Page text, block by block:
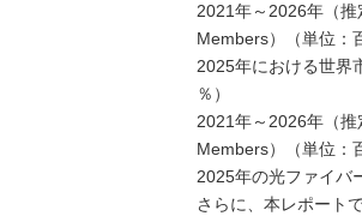
2021年～2026年（
Members）（単位：
2025年における世界
％）
2021年～2026年（
Members）（単位：
2025年の光ファイバ
さらに、本レポート